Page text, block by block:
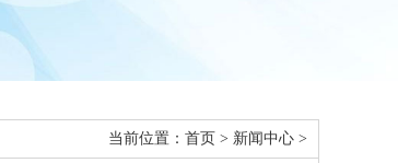
当前位置： 首页 > 新闻中心 >